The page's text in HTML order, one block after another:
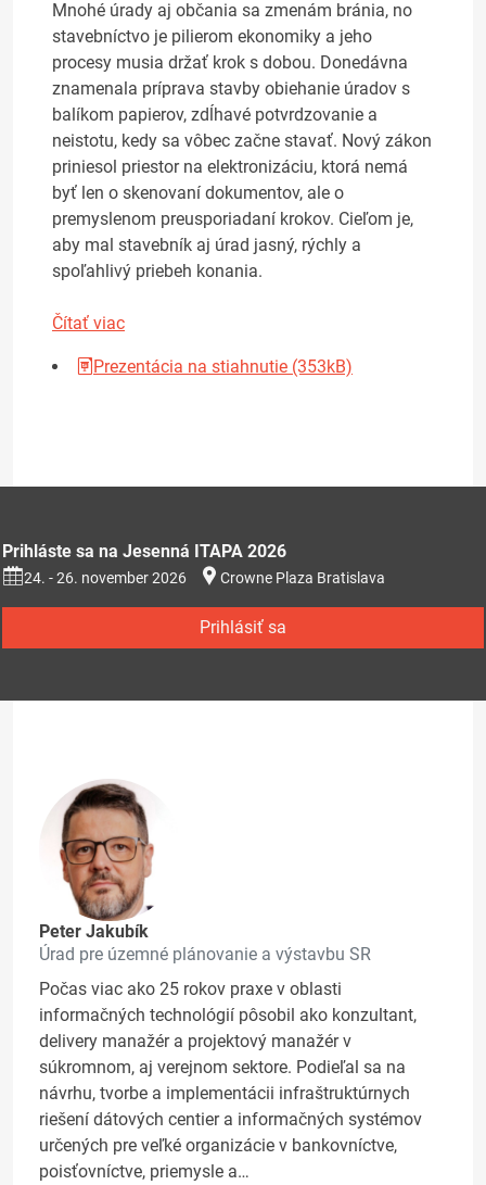
Mnohé úrady aj občania sa zmenám bránia, no
stavebníctvo je pilierom ekonomiky a jeho
procesy musia držať krok s dobou. Donedávna
znamenala príprava stavby obiehanie úradov s
balíkom papierov, zdĺhavé potvrdzovanie a
neistotu, kedy sa vôbec začne stavať. Nový zákon
priniesol priestor na elektronizáciu, ktorá nemá
byť len o skenovaní dokumentov, ale o
premyslenom preusporiadaní krokov. Cieľom je,
aby mal stavebník aj úrad jasný, rýchly a
spoľahlivý priebeh konania.
Čítať viac
Prezentácia na stiahnutie (353kB)
Prihláste sa na Jesenná ITAPA 2026
24. - 26. november 2026 Crowne Plaza Bratislava
Prihlásiť sa
Peter Jakubík
Úrad pre územné plánovanie a výstavbu SR
Počas viac ako 25 rokov praxe v oblasti
informačných technológií pôsobil ako konzultant,
delivery manažér a projektový manažér v
súkromnom, aj verejnom sektore. Podieľal sa na
návrhu, tvorbe a implementácii infraštruktúrnych
riešení dátových centier a informačných systémov
určených pre veľké organizácie v bankovníctve,
poisťovníctve, priemysle a…